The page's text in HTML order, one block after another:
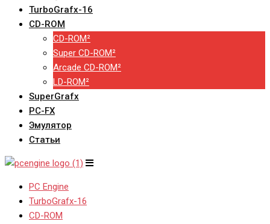
TurboGrafx-16
CD-ROM
CD-ROM²
Super CD-ROM²
Arcade CD-ROM²
LD-ROM²
SuperGrafx
PC-FX
Эмулятор
Статьи
PC Engine
TurboGrafx-16
CD-ROM